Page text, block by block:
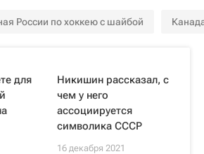
России по хоккею с шайбой
для
Никишин рассказал, с
чем у него
ассоциируется
символика СССР
16 декабря 2021